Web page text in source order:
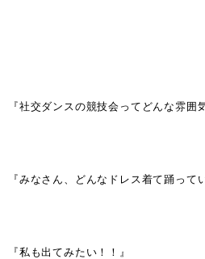
『社交ダンスの競技会ってどんな雰囲
『みなさん、どんなドレス着て踊って
『私も出てみたい！！』